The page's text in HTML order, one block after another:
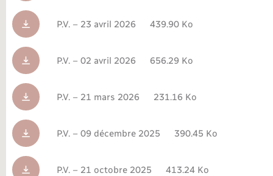
Parrainage civil
Recensement militaire
Concessions funéraires
Petite enfance
Info jeunes
Maison des jeunes (11-17 ans)
Associations
Saison culturelle
Bornes de recharge électrique
Travaux - Autorisation d’occupation de l’espace
public
Publications
Agenda
Budget
La Communauté de communes
Plan interactif
P.V. – 23 avril 2026 439.90 Ko
P.V. – 02 avril 2026 656.29 Ko
P.V. – 21 mars 2026 231.16 Ko
P.V. – 09 décembre 2025 390.45 Ko
P.V. – 21 octobre 2025 413.24 Ko